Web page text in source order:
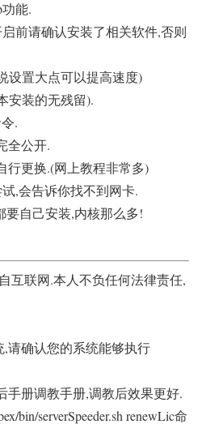
能.
前请确认安装了相关软件,否则
设置大点可以提高速度)
安装的无残留).
.
全公开.
行更换.(网上教程非常多)
,会告诉你找不到网卡.
要自己安装,内核那么多!
互联网.本人不负任何法律责任,
请确认您的系统能够执行
手册调教手册,调教后效果更好.
bin/serverSpeeder.sh renewLic命